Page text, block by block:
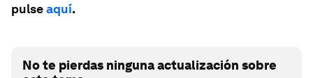
pulseaquí.
No te pierdas ninguna actualización sobre